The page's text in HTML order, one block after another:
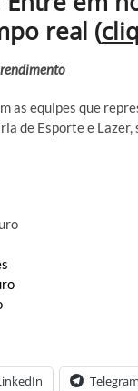
real (
as equipes que
de Esporte e
Telegram